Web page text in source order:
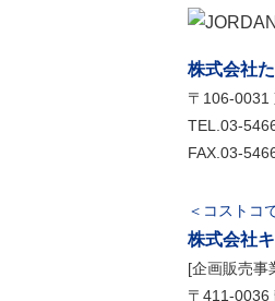
株式会社
〒106-0031
TEL.03-
FAX.03-
＜コストコ
株式会社
[企画販売事
〒411-0036